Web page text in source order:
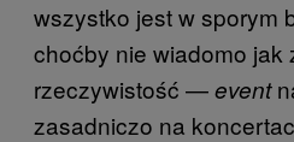
wszystko jest w sporym
choćby nie wiadomo jak
rzeczywistość —event
zasadniczo na